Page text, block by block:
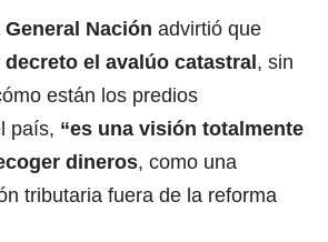
Nación advirtió que
el avalúo catastral, sin
están los predios
país, “es una visión totalmente
dineros, como una
tributaria fuera de la reforma